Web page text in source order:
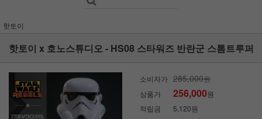
핫토이
핫토이 x 호노스튜디오 - HS08 스타워즈 반란군 스톰트루퍼
소비자가 285,000원
상품가
256,000원
적립금
5,120원